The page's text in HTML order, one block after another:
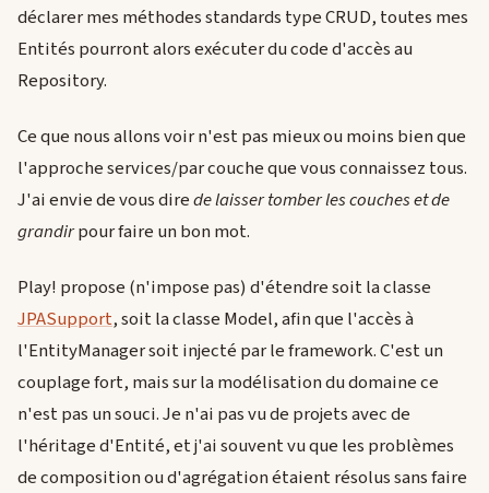
déclarer mes méthodes standards type CRUD, toutes mes
Entités pourront alors exécuter du code d'accès au
Repository.
Ce que nous allons voir n'est pas mieux ou moins bien que
l'approche services/par couche que vous connaissez tous.
J'ai envie de vous direde laisser tomber les couches et de
grandirpour faire un bon mot.
Play! propose (n'impose pas) d'étendre soit la classe
JPASupport, soit la classe Model, afin que l'accès à
l'EntityManager soit injecté par le framework. C'est un
couplage fort, mais sur la modélisation du domaine ce
n'est pas un souci. Je n'ai pas vu de projets avec de
l'héritage d'Entité, et j'ai souvent vu que les problèmes
de composition ou d'agrégation étaient résolus sans faire